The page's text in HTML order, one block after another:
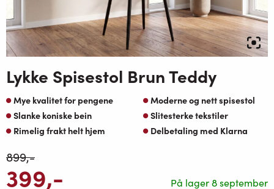
Lykke Spisestol Brun Teddy
Mye kvalitet for pengene
Moderne og nett spisestol
Slanke koniske bein
Slitesterke tekstiler
Rimelig frakt helt hjem
Delbetaling med Klarna
På lager 8 september
899,-
399,-